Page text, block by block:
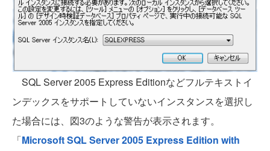
SQL Server 2005 Express Editionなどフルテキストイ
ンデックスをサポートしていないインスタンスを選択し
た場合には、図3のような警告が表示されます。
「Microsoft SQL Server 2005 Express Edition with